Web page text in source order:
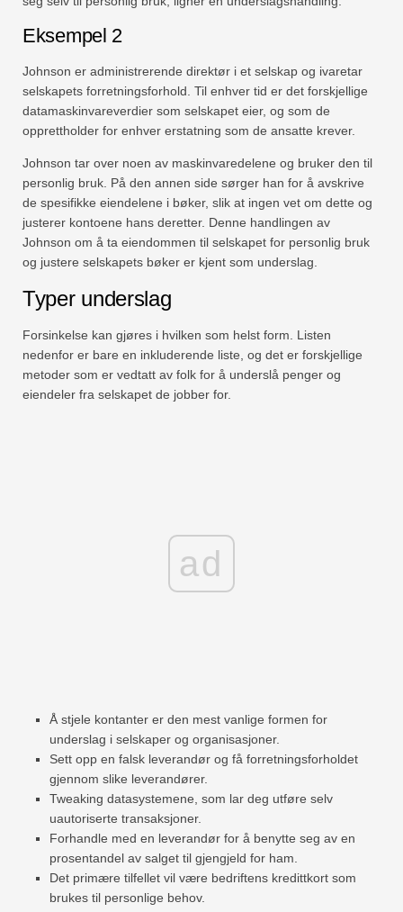
Eksempel 2
Johnson er administrerende direktør i et selskap og ivaretar
selskapets forretningsforhold. Til enhver tid er det forskjellige
datamaskinvareverdier som selskapet eier, og som de
opprettholder for enhver erstatning som de ansatte krever.
Johnson tar over noen av maskinvaredelene og bruker den til
personlig bruk. På den annen side sørger han for å avskrive
de spesifikke eiendelene i bøker, slik at ingen vet om dette og
justerer kontoene hans deretter. Denne handlingen av
Johnson om å ta eiendommen til selskapet for personlig bruk
og justere selskapets bøker er kjent som underslag.
Typer underslag
Forsinkelse kan gjøres i hvilken som helst form. Listen
nedenfor er bare en inkluderende liste, og det er forskjellige
metoder som er vedtatt av folk for å underslå penger og
eiendeler fra selskapet de jobber for.
ad
Å stjele kontanter er den mest vanlige formen for
underslag i selskaper og organisasjoner.
Sett opp en falsk leverandør og få forretningsforholdet
gjennom slike leverandører.
Tweaking datasystemene, som lar deg utføre selv
uautoriserte transaksjoner.
Forhandle med en leverandør for å benytte seg av en
prosentandel av salget til gjengjeld for ham.
Det primære tilfellet vil være bedriftens kredittkort som
brukes til personlige behov.